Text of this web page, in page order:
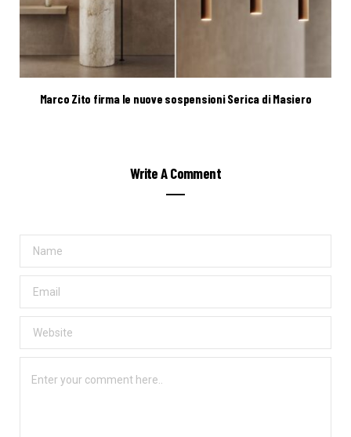
Marco Zito firma le nuove sospensioni Serica di Masiero
Write A Comment